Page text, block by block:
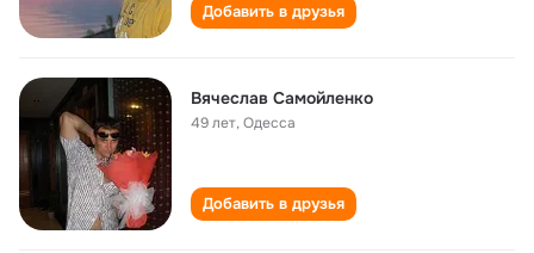
Добавить в друзья
Вячеслав Самойленко
49 лет,Одесса
Добавить в друзья